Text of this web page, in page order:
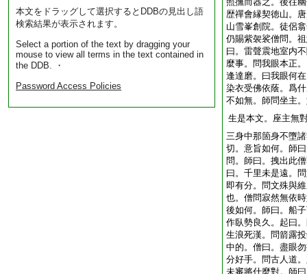
本文をドラッグして選択するとDDBの見出し語
検索結果が表示されます。
Select a portion of the text by dragging your
mouse to view all terms in the text contained in
the DDB. ・
Password Access Policies
歴禪會縁契徳山。
山雪峯創院。徒侶
仍賜紫袈裟僧問。
曰。雷聲震地室内
麼事。問我眼本正
逢達磨。曰我眼何
染衣受佛依蔭。爲
不如無。師問坐主
生是本文。座主無
三身中那箇身不墮
切。意旨如何。師
問。師曰。拽出此
曰。千里未是遠。
即有分。問文殊與
也。僧問寂然無依
後如何。師曰。船
作臥勢良久。起曰
生浪死漢。問箭露
中的。僧曰。盡眼
分好手。問古人道
未審將什麼對。師